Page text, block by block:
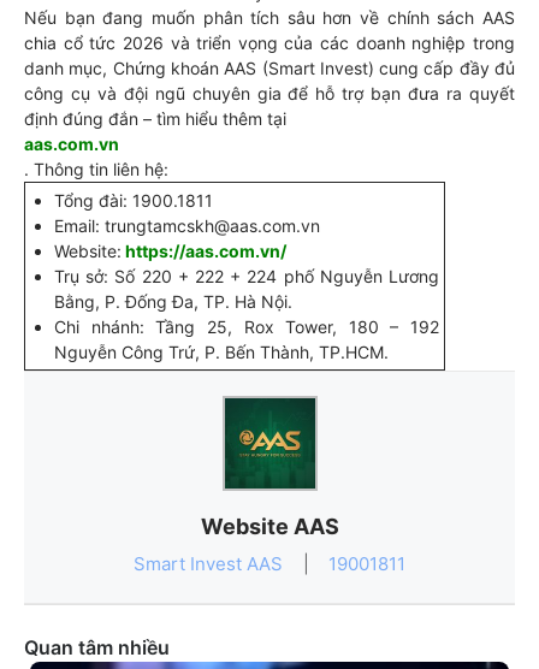
Nếu bạn đang muốn phân tích sâu hơn về chính sách AAS
chia cổ tức 2026 và triển vọng của các doanh nghiệp trong
danh mục, Chứng khoán AAS (Smart Invest) cung cấp đầy đủ
công cụ và đội ngũ chuyên gia để hỗ trợ bạn đưa ra quyết
định đúng đắn – tìm hiểu thêm tại
aas.com.vn
. Thông tin liên hệ:
Tổng đài: 1900.1811
Email: trungtamcskh@aas.com.vn
Website: https://aas.com.vn/
Trụ sở: Số 220 + 222 + 224 phố Nguyễn Lương
Bằng, P. Đống Đa, TP. Hà Nội.
Chi nhánh: Tầng 25, Rox Tower, 180 – 192
Nguyễn Công Trứ, P. Bến Thành, TP.HCM.
Website AAS
Smart Invest AAS 19001811
Quan tâm nhiều